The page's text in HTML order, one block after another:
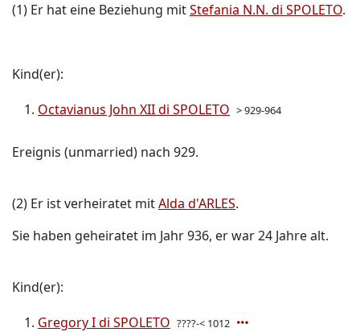
(1) Er hat eine Beziehung mitStefania N.N. di SPOLETO.
Kind(er):
Octavianus John XII di SPOLETO > 929-964
Ereignis (unmarried) nach 929.
(2) Er ist verheiratet mitAlda d'ARLES.
Sie haben geheiratet im Jahr 936, er war 24 Jahre alt.
Kind(er):
Gregory I di SPOLETO ????-< 1012